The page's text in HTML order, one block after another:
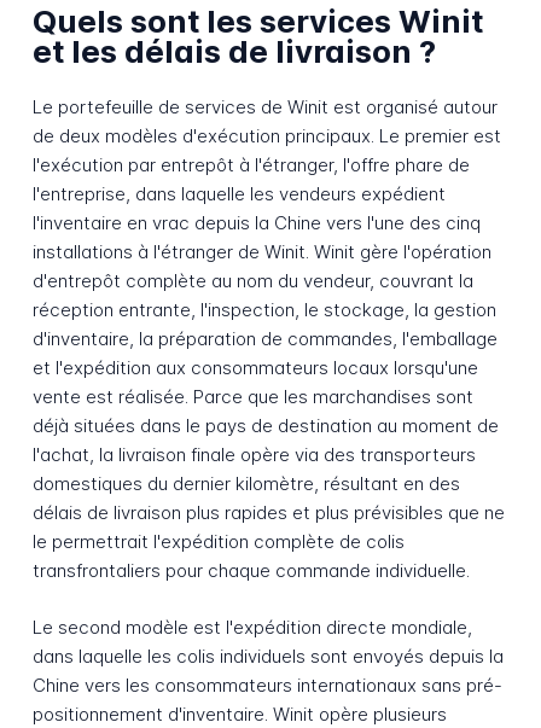
Quels sont les services Winit
et les délais de livraison ?
Le portefeuille de services de Winit est organisé autour
de deux modèles d'exécution principaux. Le premier est
l'exécution par entrepôt à l'étranger, l'offre phare de
l'entreprise, dans laquelle les vendeurs expédient
l'inventaire en vrac depuis la Chine vers l'une des cinq
installations à l'étranger de Winit. Winit gère l'opération
d'entrepôt complète au nom du vendeur, couvrant la
réception entrante, l'inspection, le stockage, la gestion
d'inventaire, la préparation de commandes, l'emballage
et l'expédition aux consommateurs locaux lorsqu'une
vente est réalisée. Parce que les marchandises sont
déjà situées dans le pays de destination au moment de
l'achat, la livraison finale opère via des transporteurs
domestiques du dernier kilomètre, résultant en des
délais de livraison plus rapides et plus prévisibles que ne
le permettrait l'expédition complète de colis
transfrontaliers pour chaque commande individuelle.
Le second modèle est l'expédition directe mondiale,
dans laquelle les colis individuels sont envoyés depuis la
Chine vers les consommateurs internationaux sans pré-
positionnement d'inventaire. Winit opère plusieurs